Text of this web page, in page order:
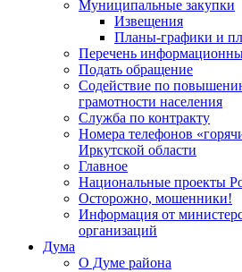
Муниципальные закупки
Извещения
Планы-графики и
Перечень
Подать обращение
Содействие по
грамотности населения
Служба по контракту
Номера телефонов
Иркутской области
Главное
Национальные проекты
Осторожно, мошенники!
Информация от
организаций
Дума
О Думе района